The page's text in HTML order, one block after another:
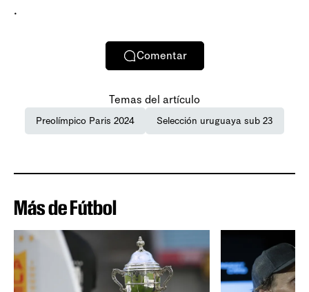
.
Comentar
Temas del artículo
Preolímpico Paris 2024 Selección uruguaya sub 23
Más de Fútbol